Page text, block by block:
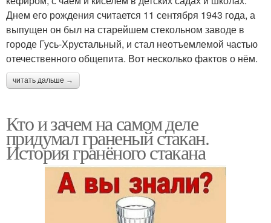
Днем его рождения считается 11 сентября 1943 года, а
выпущен он был на старейшем стекольном заводе в
городе Гусь-Хрустальный, и стал неотъемлемой частью
отечественного общепита. Вот несколько фактов о нём.
читать дальше →
Кто и зачем на самом деле
придумал граненый стакан.
История гранёного стакана